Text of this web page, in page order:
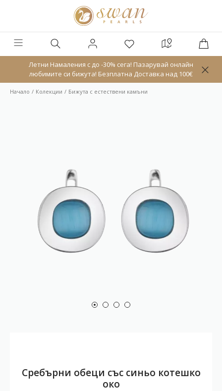
Летни Намаления с до -30% сега! Пазарувай онлайн
любимите си бижута! Безплатна Доставка над 100€
Начало Колекции Бижута с естествени камъни
Сребърни обеци със синьо котешко
око